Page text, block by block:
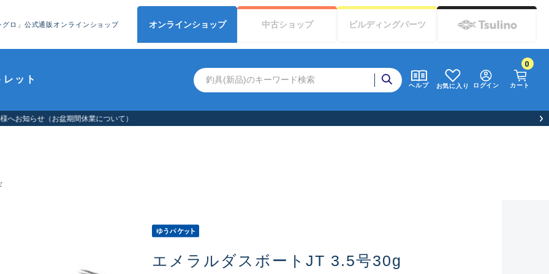
ロ」公式通販オンラインショップ
ヘルプ お気に入り ログイン カート
0
オンラインショップ 中古ショップ ビルディングパーツ
ット
お客様へお知らせ（お盆期間休業について）
エメラルダスボートJT 3.5号30g